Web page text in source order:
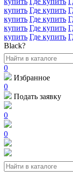
купить Где купить
купить Где купить
купить Где купить
купить Где купить
Black?
0
Избранное
0
Подать заявку
0
0